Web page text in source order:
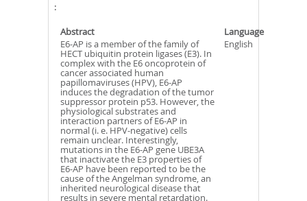
Abstract
Language
E6-AP is a member of the family of
HECT ubiquitin protein ligases (E3). In
complex with the E6 oncoprotein of
cancer associated human
papillomaviruses (HPV), E6-AP
induces the degradation of the tumor
suppressor protein p53. However, the
physiological substrates and
interaction partners of E6-AP in
normal (i. e. HPV-negative) cells
remain unclear. Interestingly,
mutations in the E6-AP gene UBE3A
that inactivate the E3 properties of
E6-AP have been reported to be the
cause of the Angelman syndrome, an
inherited neurological disease that
results in severe mental retardation.
English